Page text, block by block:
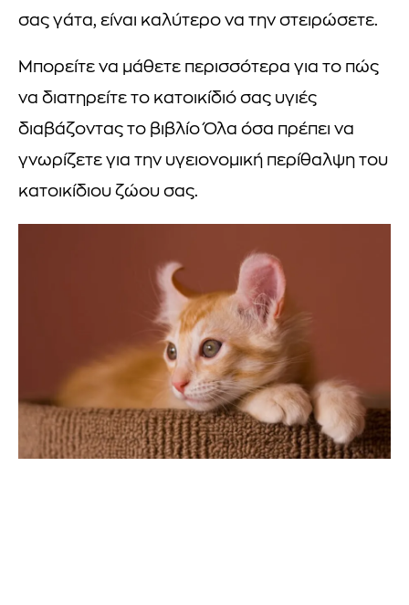
σας γάτα, είναι καλύτερο να την στειρώσετε.
Μπορείτε να μάθετε περισσότερα για το πώς
να διατηρείτε το κατοικίδιό σας υγιές
διαβάζοντας το βιβλίο Όλα όσα πρέπει να
γνωρίζετε για την υγειονομική περίθαλψη του
κατοικίδιου ζώου σας.